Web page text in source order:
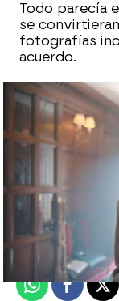
Todo parecía
se
fotografías
acuerdo.
Nova
Publicado: 21
Whatsapp X